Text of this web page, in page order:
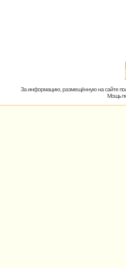
За информацию, размещённую на сайте
Мощь